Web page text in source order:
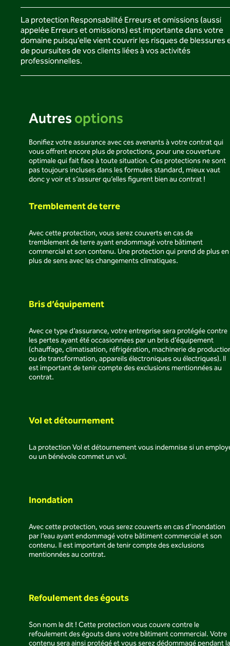
La protection Responsabilité Erreurs et omissions (aussi
appelée Erreurs et omissions) est importante dans votre
domaine puisqu’elle vient couvrir les risques de blessures
de poursuites de vos clients liées à vos activités
professionnelles.
Autresoptions
Bonifiez votre assurance avec ces avenants à votre contrat qui
vous offrent encore plus de protections, pour une couverture
optimale qui fait face à toute situation. Ces protections ne sont
pas toujours incluses dans les formules standard, mieux vaut
donc y voir et s’assurer qu’elles figurent bien au contrat !
Tremblement de terre
Avec cette protection, vous serez couverts en cas de
tremblement de terre ayant endommagé votre bâtiment
commercial et son contenu. Une protection qui prend de plus en
plus de sens avec les changements climatiques.
Bris d’équipement
Avec ce type d’assurance, votre entreprise sera protégée contre
les pertes ayant été occasionnées par un bris d’équipement
(chauffage, climatisation, réfrigération, machinerie de
ou de transformation, appareils électroniques ou électriques). Il
est important de tenir compte des exclusions mentionnées au
contrat.
Vol et détournement
La protection Vol et détournement vous indemnise si un
ou un bénévole commet un vol.
Inondation
Avec cette protection, vous serez couverts en cas d’inondation
par l’eau ayant endommagé votre bâtiment commercial et son
contenu. Il est important de tenir compte des exclusions
mentionnées au contrat.
Refoulement des égouts
Son nom le dit ! Cette protection vous couvre contre le
refoulement des égouts dans votre bâtiment commercial. Votre